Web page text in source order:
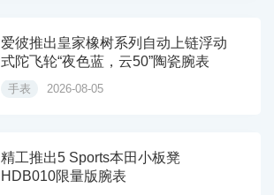
爱彼推出皇家橡树系列自动上链浮动
式陀飞轮“夜色蓝，云50”陶瓷腕表
手表 2026-08-05
精工推出5 Sports本田小板凳
HDB010限量版腕表